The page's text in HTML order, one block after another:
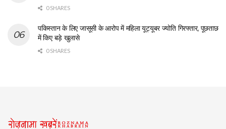
0 SHARES
पकिस्तान के लिए जासूसी के आरोप में महिला यूट्यूबर ज्योति गिरफ्तार, पूछताछ
में किए बड़े खुलासे
0 SHARES